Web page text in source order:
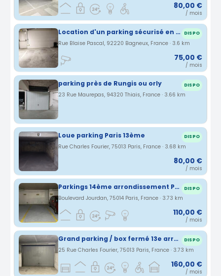
80,00 €
/ mois
Location d'un parking sécurisé en s/s sol DISPO
Rue Blaise Pascal, 92220 Bagneux, France · 3.6 km
75,00 €
/ mois
parking près de Rungis ou orly DISPO
23 Rue Maurepas, 94320 Thiais, France · 3.66 km
Loue parking Paris 13ème DISPO
Rue Charles Fourier, 75013 Paris, France · 3.68 km
80,00 €
/ mois
Parkings 14ème arrondissement Paris DISPO
Boulevard Jourdan, 75014 Paris, France · 3.73 km
110,00 €
/ mois
Grand parking / box fermé 13e arrondissement DISPO
25 Rue Charles Fourier, 75013 Paris, France · 3.73 km
160,00 €
/ mois